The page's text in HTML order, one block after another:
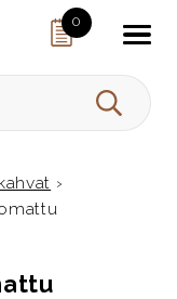
0
HAE
›